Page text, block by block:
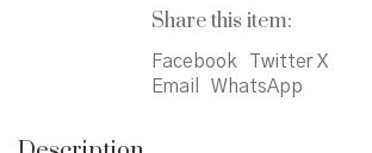
तंजावरची
Share this item:
Facebook
Twitter X
Email
WhatsApp